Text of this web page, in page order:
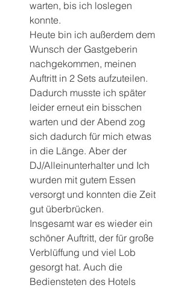
warten, bis ich loslegen
konnte.
Heute bin ich außerdem dem
Wunsch der Gastgeberin
nachgekommen, meinen
Auftritt in 2 Sets aufzuteilen.
Dadurch musste ich später
leider erneut ein bisschen
warten und der Abend zog
sich dadurch für mich etwas
in die Länge. Aber der
DJ/Alleinunterhalter und Ich
wurden mit gutem Essen
versorgt und konnten die Zeit
gut überbrücken.
Insgesamt war es wieder ein
schöner Auftritt, der für große
Verblüffung und viel Lob
gesorgt hat. Auch die
Bediensteten des Hotels